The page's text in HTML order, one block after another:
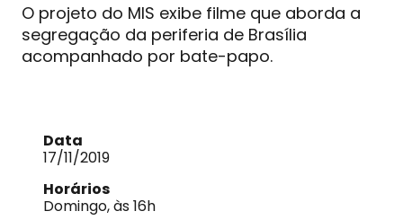
O projeto do MIS exibe filme que aborda a
segregação da periferia de Brasília
acompanhado por bate-papo.
Data
17/11/2019
Horários
Domingo, às 16h